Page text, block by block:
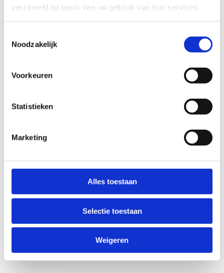
verzameld op basis van uw gebruik van hun services.
Noodzakelijk
Voorkeuren
Statistieken
Marketing
Alles toestaan
Selectie toestaan
Weigeren
Jouw vraag
Anti-Robot Verification
Click to start verification
Verzend